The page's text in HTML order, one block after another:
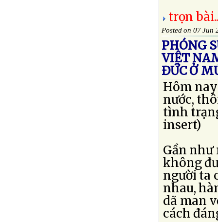
trọn
Posted on 07 Jun
PHÓNG
VIỆT
ĐỨC Ở
Hôm
nước,
tình
insert)
Gần như
không
người ta
nhau,
dã man
cách